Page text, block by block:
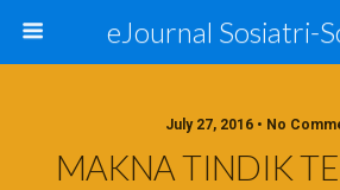
eJournal Sosiatri-
July 27, 2016 • No
MAKNA TINDIK